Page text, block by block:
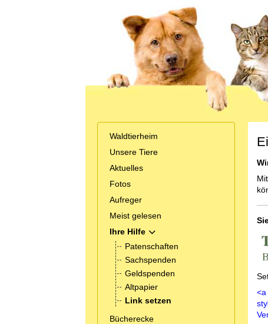
Waldtierheim
Unsere Tiere
Aktuelles
Fotos
Aufreger
Meist gelesen
Ihre Hilfe
Patenschaften
Sachspenden
Geldspenden
Altpapier
Link setzen
Bücherecke
<a